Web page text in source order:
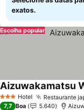
exatos.
Escolha popular
3 EstrelasHotel Restaurante
Aizuwakamatsu
7,7 Boa 5.640